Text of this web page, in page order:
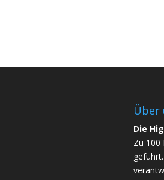
Über
Die
Zu 100